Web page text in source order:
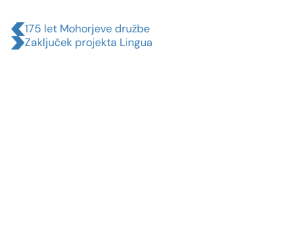
175 let Mohorjeve družbe
Zaključek projekta Lingua